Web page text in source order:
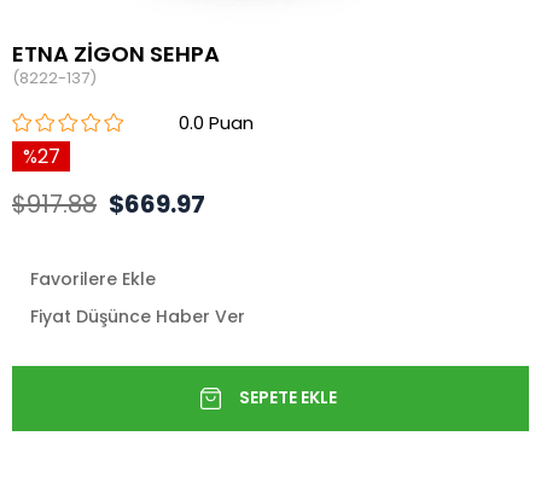
ETNA ZİGON SEHPA
(8222-137)
0.0
27
$917.88 $669.97
Favorilere Ekle
Fiyat Düşünce Haber Ver